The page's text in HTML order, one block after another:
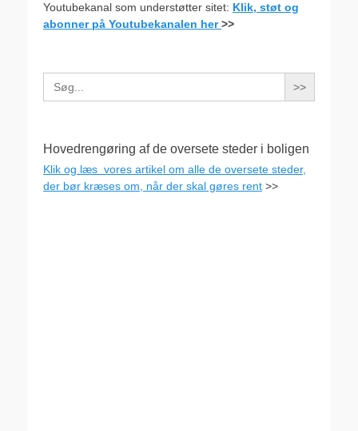
Youtubekanal som understøtter sitet: Klik, støt og
abonner på Youtubekanalen her>>
Search
for:
Hovedrengøring af de oversete steder i boligen
Klik og læs vores artikel om alle de oversete steder,
der bør kræses om, når der skal gøres rent >>